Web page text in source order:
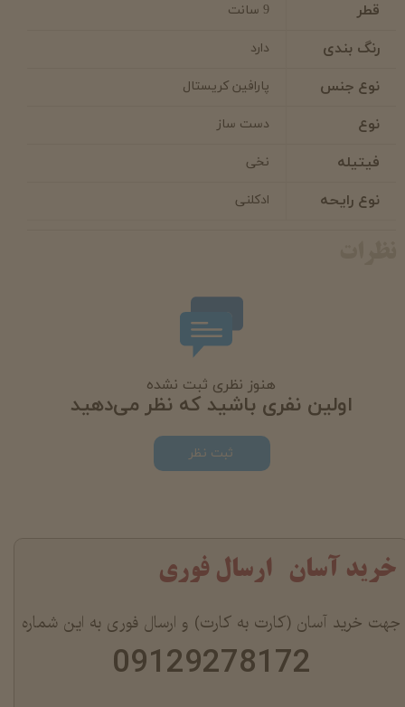
قطر 9 سانت
رنگ بندی دارد
نوع جنس پارافین کریستال
نوع دست ساز
فیتیله نخی
نوع رایحه ادکلنی
هنوز نظری ثبت نشده
اولین نفری باشید که نظر می‌دهید
ثبت نظر
خرید آسان ارسال فوری
جهت خرید آسان (کارت به کارت) و ارسال فوری به این شماره
09129278172